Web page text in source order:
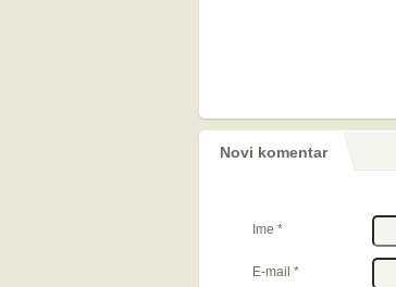
Novi komentar
Ime *
E-mail *